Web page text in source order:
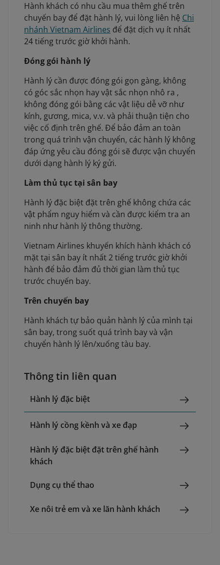
Hành khách có nhu cầu mua thêm ghế trên
chuyến bay để đặt hành lý, vui lòng liên hệ Chi
nhánh Vietnam Airlines để đặt dịch vụ ít nhất
24 tiếng trước giờ khởi hành.
Đóng gói hành lý
Hành lý cần được đóng gói gọn gàng, không
có góc sắc nhọn hay vật sắc nhọn nhô ra ,
không đóng gói bằng các vật liệu dễ vỡ như
kính, gương, mica, v.v. và phải thuận tiện cho
việc cố định trên ghế. Để bảo đảm an toàn
trong quá trình vận chuyển, các hành lý không
đáp ứng yêu cầu đóng gói sẽ được vận chuyển
dưới dạng hành lý ký gửi.
Làm thủ tục tại sân bay
Hành lý đặc biệt đặt trên ghế không chứa các
vật phẩm nguy hiểm và cần được kiểm tra an
ninh như hành lý thông thường.
Vietnam Airlines khuyến khích hành khách có
mặt tại sân bay ít nhất 2 tiếng trước giờ khởi
hành để bảo đảm đủ thời gian làm thủ tục
trước chuyến bay.
Trên chuyến bay
Hành khách tự bảo quản hành lý của mình tại
sân bay, trong suốt quá trình bay và vận
chuyển hành lý lên/xuống tàu bay.
Thông tin liên quan
Hành lý đặc biệt
Hành lý cồng kềnh và xe đạp
Hành lý đặc biệt đặt trên ghế hành
khách
Dụng cụ thể thao
Xe nôi trẻ em và xe lăn hành khách